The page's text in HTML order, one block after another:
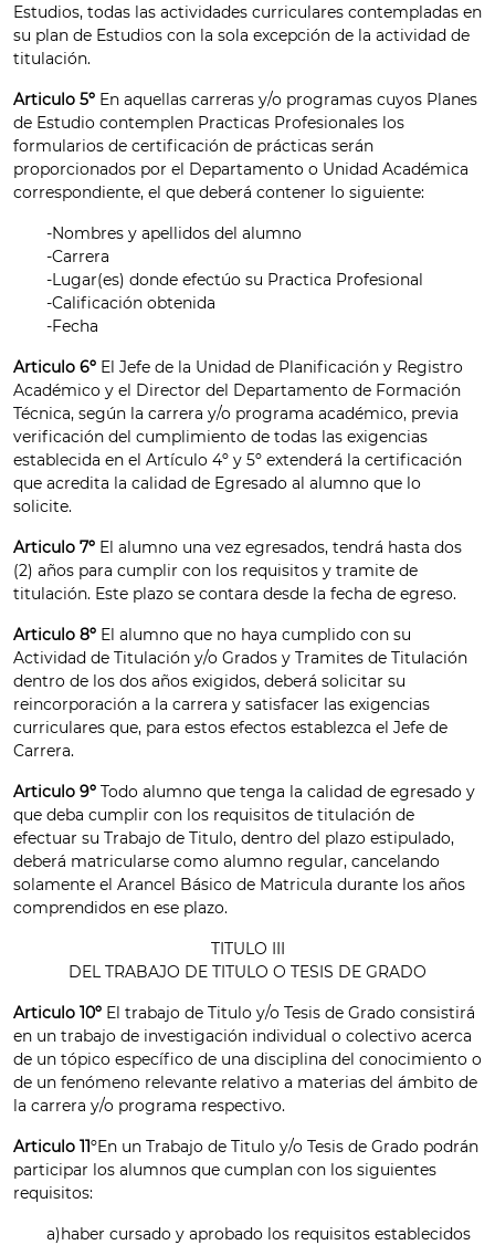
Estudios, todas las actividades curriculares contempladas en
su plan de Estudios con la sola excepción de la actividad de
titulación.
Articulo 5º En aquellas carreras y/o programas cuyos Planes
de Estudio contemplen Practicas Profesionales los
formularios de certificación de prácticas serán
proporcionados por el Departamento o Unidad Académica
correspondiente, el que deberá contener lo siguiente:
-Nombres y apellidos del alumno
-Carrera
-Lugar(es) donde efectúo su Practica Profesional
-Calificación obtenida
-Fecha
Articulo 6º El Jefe de la Unidad de Planificación y Registro
Académico y el Director del Departamento de Formación
Técnica, según la carrera y/o programa académico, previa
verificación del cumplimiento de todas las exigencias
establecida en el Artículo 4º y 5º extenderá la certificación
que acredita la calidad de Egresado al alumno que lo
solicite.
Articulo 7º El alumno una vez egresados, tendrá hasta dos
(2) años para cumplir con los requisitos y tramite de
titulación. Este plazo se contara desde la fecha de egreso.
Articulo 8º El alumno que no haya cumplido con su
Actividad de Titulación y/o Grados y Tramites de Titulación
dentro de los dos años exigidos, deberá solicitar su
reincorporación a la carrera y satisfacer las exigencias
curriculares que, para estos efectos establezca el Jefe de
Carrera.
Articulo 9º Todo alumno que tenga la calidad de egresado y
que deba cumplir con los requisitos de titulación de
efectuar su Trabajo de Titulo, dentro del plazo estipulado,
deberá matricularse como alumno regular, cancelando
solamente el Arancel Básico de Matricula durante los años
comprendidos en ese plazo.
TITULO III
DEL TRABAJO DE TITULO O TESIS DE GRADO
Articulo 10º El trabajo de Titulo y/o Tesis de Grado consistirá
en un trabajo de investigación individual o colectivo acerca
de un tópico específico de una disciplina del conocimiento o
de un fenómeno relevante relativo a materias del ámbito de
la carrera y/o programa respectivo.
Articulo 11ºEn un Trabajo de Titulo y/o Tesis de Grado podrán
participar los alumnos que cumplan con los siguientes
requisitos:
a)haber cursado y aprobado los requisitos establecidos